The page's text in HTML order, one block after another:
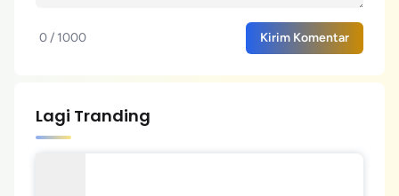
0 / 1000 Kirim Komentar
Lagi Tranding